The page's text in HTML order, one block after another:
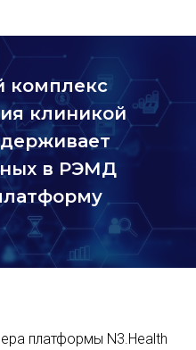
комплекс
клиникой
в РЭМД
платформы N3.Health